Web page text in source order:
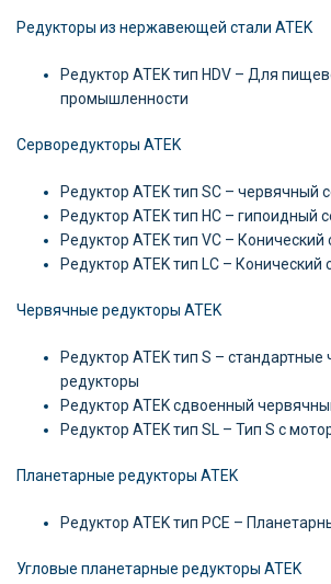
Редукторы из нержавеющей стали ATEK
Редуктор ATEK тип HDV – Для
промышленности
Серворедукторы ATEK
Редуктор ATEK тип SC – червячный
Редуктор ATEK тип HC – гипоидный
Редуктор ATEK тип VC – Конический
Редуктор ATEK тип LC – Конический
Червячные редукторы ATEK
Редуктор ATEK тип S –
редукторы
Редуктор ATEK сдвоенный
Редуктор ATEK тип SL – Тип S с
Планетарные редукторы ATEK
Редуктор ATEK тип PCE –
Угловые планетарные редукторы ATEK